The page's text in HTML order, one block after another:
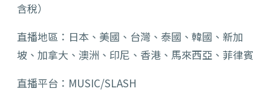
含稅）
直播地區：日本、美國、台灣、泰國、韓國、新加
坡、加拿大、澳洲、印尼、香港、馬來西亞、菲律賓
直播平台：MUSIC/SLASH